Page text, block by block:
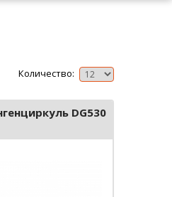
Количество:
DG530